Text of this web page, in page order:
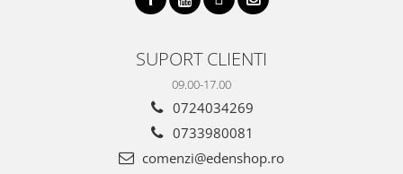
SUPORT CLIENTI
09.00-17.00
0724034269
0733980081
comenzi@edenshop.ro